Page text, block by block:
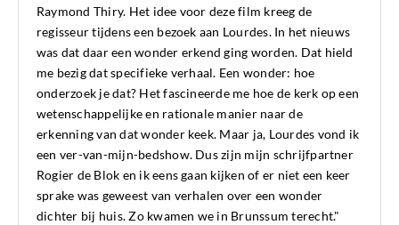
Raymond Thiry. Het idee voor deze film kreeg de
regisseur tijdens een bezoek aan Lourdes. In het nieuws
was dat daar een wonder erkend ging worden. Dat hield
me bezig dat specifieke verhaal. Een wonder: hoe
onderzoek je dat? Het fascineerde me hoe de kerk op een
wetenschappelijke en rationale manier naar de
erkenning van dat wonder keek. Maar ja, Lourdes vond ik
een ver-van-mijn-bedshow. Dus zijn mijn schrijfpartner
Rogier de Blok en ik eens gaan kijken of er niet een keer
sprake was geweest van verhalen over een wonder
dichter bij huis. Zo kwamen we in Brunssum terecht."